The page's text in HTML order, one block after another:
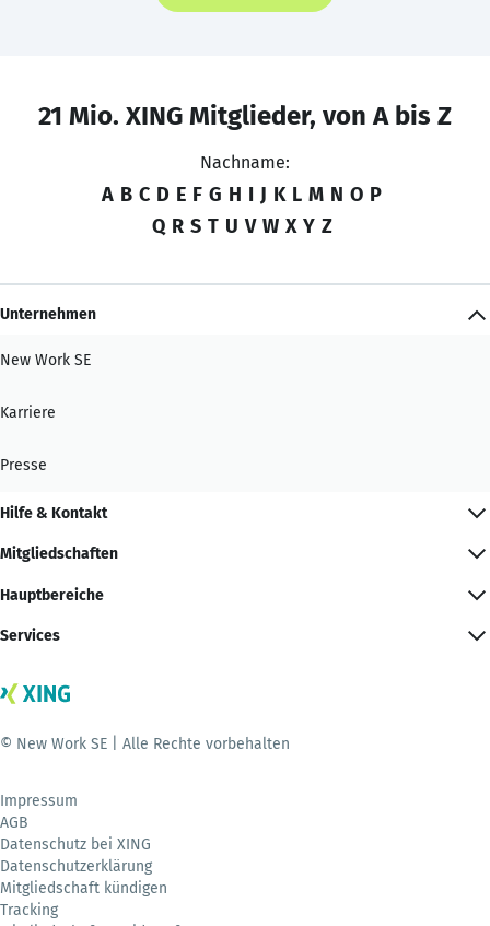
21 Mio. XING Mitglieder, von A bis Z
Nachname:
A B C D E F G H I J K L M N O P
Q R S T U V W X Y Z
Unternehmen
New Work SE
Karriere
Presse
Hilfe & Kontakt
Mitgliedschaften
Hauptbereiche
Services
© New Work SE | Alle Rechte vorbehalten
Impressum
AGB
Datenschutz bei XING
Datenschutzerklärung
Mitgliedschaft kündigen
Tracking